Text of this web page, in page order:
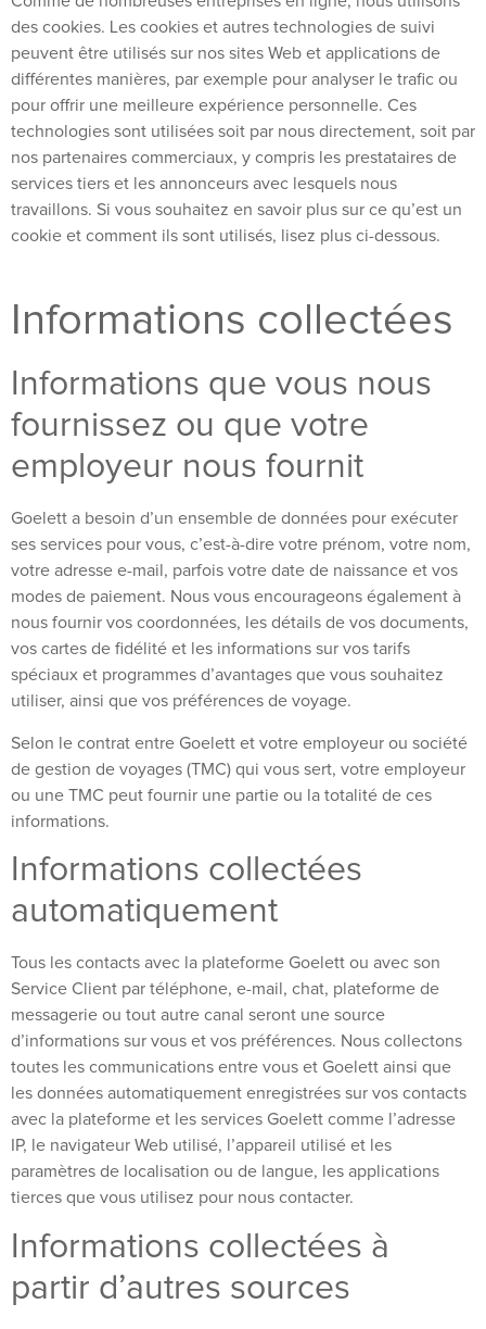
des cookies. Les cookies et autres technologies de suivi
peuvent être utilisés sur nos sites Web et applications de
différentes manières, par exemple pour analyser le trafic ou
pour offrir une meilleure expérience personnelle. Ces
technologies sont utilisées soit par nous directement, soit par
nos partenaires commerciaux, y compris les prestataires de
services tiers et les annonceurs avec lesquels nous
travaillons. Si vous souhaitez en savoir plus sur ce qu’est un
cookie et comment ils sont utilisés, lisez plus ci-dessous.
Informations collectées
Informations que vous nous
fournissez ou que votre
employeur nous fournit
Goelett a besoin d’un ensemble de données pour exécuter
ses services pour vous, c’est-à-dire votre prénom, votre nom,
votre adresse e-mail, parfois votre date de naissance et vos
modes de paiement. Nous vous encourageons également à
nous fournir vos coordonnées, les détails de vos documents,
vos cartes de fidélité et les informations sur vos tarifs
spéciaux et programmes d’avantages que vous souhaitez
utiliser, ainsi que vos préférences de voyage.
Selon le contrat entre Goelett et votre employeur ou société
de gestion de voyages (TMC) qui vous sert, votre employeur
ou une TMC peut fournir une partie ou la totalité de ces
informations.
Informations collectées
automatiquement
Tous les contacts avec la plateforme Goelett ou avec son
Service Client par téléphone, e-mail, chat, plateforme de
messagerie ou tout autre canal seront une source
d’informations sur vous et vos préférences. Nous collectons
toutes les communications entre vous et Goelett ainsi que
les données automatiquement enregistrées sur vos contacts
avec la plateforme et les services Goelett comme l’adresse
IP, le navigateur Web utilisé, l’appareil utilisé et les
paramètres de localisation ou de langue, les applications
tierces que vous utilisez pour nous contacter.
Informations collectées à
partir d’autres sources